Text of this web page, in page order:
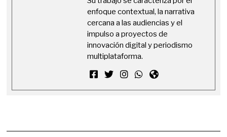
enfoque contextual, la narrativa
cercana a las audiencias y el
impulso a proyectos de
innovación digital y periodismo
multiplataforma.